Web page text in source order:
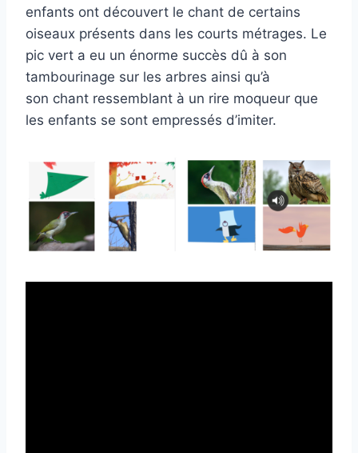
enfants ont découvert le chant de certains
oiseaux présents dans les courts métrages. Le
pic vert a eu un énorme succès dû à son
tambourinage sur les arbres ainsi qu’à
son chant ressemblant à un rire moqueur que
les enfants se sont empressés d’imiter.